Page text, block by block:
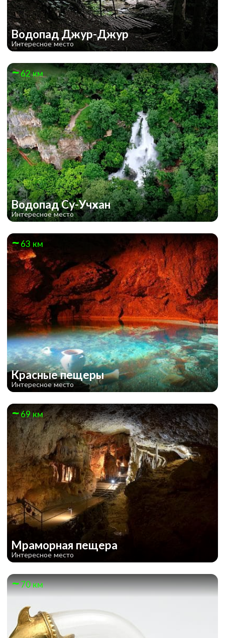
Водопад Джур-Джур
Интересное место
62 км
Водопад Су-Учхан
Интересное место
63 км
Красные пещеры
Интересное место
69 км
Мраморная пещера
Интересное место
70 км